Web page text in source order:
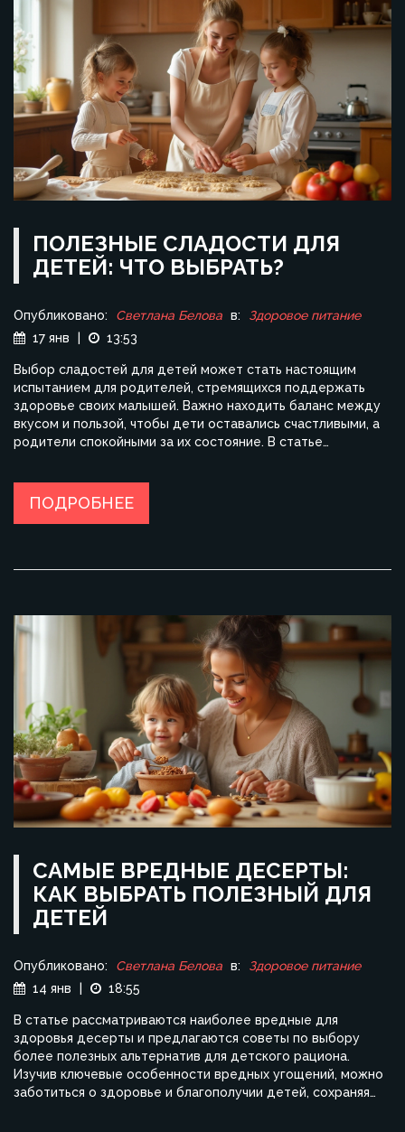
ПОЛЕЗНЫЕ СЛАДОСТИ ДЛЯ
ДЕТЕЙ: ЧТО ВЫБРАТЬ?
Опубликовано: Светлана Белова в:
Здоровое питание
17 янв
13:53
Выбор сладостей для детей может стать настоящим
испытанием для родителей, стремящихся поддержать
здоровье своих малышей. Важно находить баланс между
вкусом и пользой, чтобы дети оставались счастливыми, а
родители спокойными за их состояние. В статье
советами по выбору и предлагаем альтернативы
магазинным конфетам.
ПОДРОБНЕЕ
САМЫЕ ВРЕДНЫЕ ДЕСЕРТЫ:
КАК ВЫБРАТЬ ПОЛЕЗНЫЙ ДЛЯ
ДЕТЕЙ
Опубликовано: Светлана Белова в:
Здоровое питание
14 янв
18:55
В статье рассматриваются наиболее вредные для
здоровья десерты и предлагаются советы по выбору
более полезных альтернатив для детского рациона.
Изучив ключевые особенности вредных угощений, можно
заботиться о здоровье и благополучии детей, сохраняя